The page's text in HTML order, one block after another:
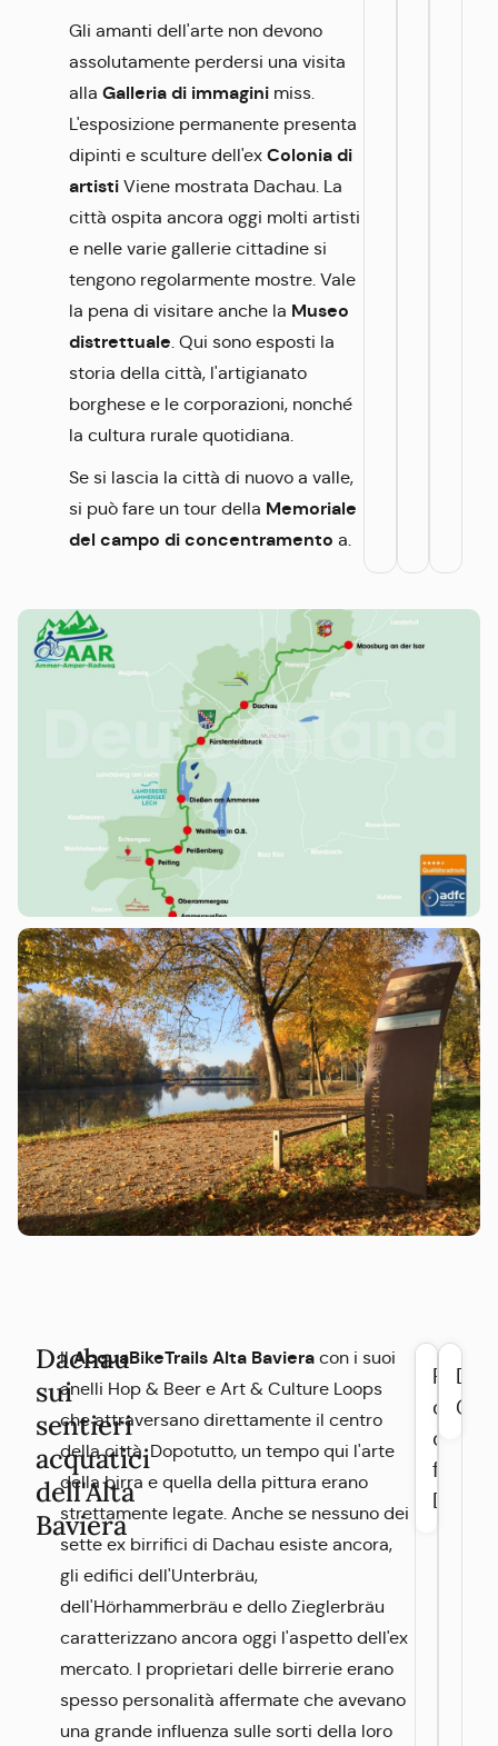
Gli amanti dell'arte non devono
assolutamente perdersi una visita
alla Galleria di immaginimiss.
L'esposizione permanente presenta
dipinti e sculture dell'ex Colonia di
artistiViene mostrata Dachau. La
città ospita ancora oggi molti artisti
e nelle varie gallerie cittadine si
tengono regolarmente mostre. Vale
la pena di visitare anche la Museo
distrettuale . Qui sono esposti la
storia della città, l'artigianato
borghese e le corporazioni, nonché
la cultura rurale quotidiana.
Se si lascia la città di nuovo a valle,
si può fare un tour della Memoriale
del campo di concentramento a.
Dachau
sui
sentieri
acquatici
dell'Alta
Baviera
IlAcquaBikeTrails Alta Baviera con i suoi
anelli Hop & Beer e Art & Culture Loops
che attraversano direttamente il centro
della città. Dopotutto, un tempo qui l'arte
della birra e quella della pittura erano
strettamente legate. Anche se nessuno dei
sette ex birrifici di Dachau esiste ancora,
gli edifici dell'Unterbräu,
dell'Hörhammerbräu e dello Zieglerbräu
caratterizzano ancora oggi l'aspetto dell'ex
mercato. I proprietari delle birrerie erano
spesso personalità affermate che avevano
una grande influenza sulle sorti della loro
fino a
Dati
GPS